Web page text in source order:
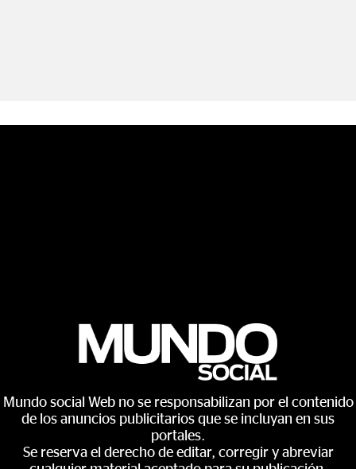
Mundo social Web no se responsabilizan por el contenido
de los anuncios publicitarios que se incluyan en sus
portales.
Se reserva el derecho de editar, corregir y abreviar